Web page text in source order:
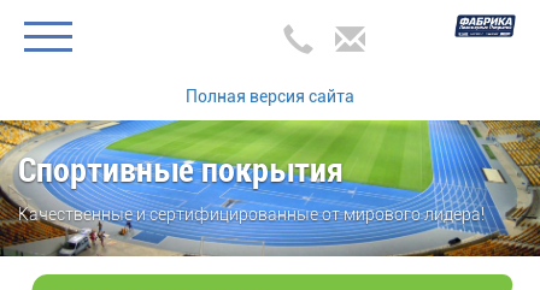
Полная версия сайта
Спортивные покрытия
Качественные и сертифицированные от мирового лидера!